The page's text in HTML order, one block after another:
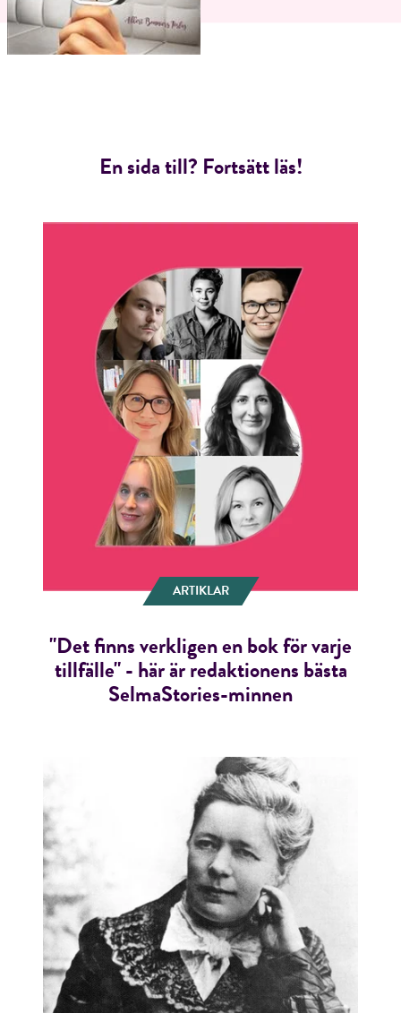
En sida till? Fortsätt läs!
ARTIKLAR
"Det finns verkligen en bok för varje
tillfälle" - här är redaktionens bästa
SelmaStories-minnen